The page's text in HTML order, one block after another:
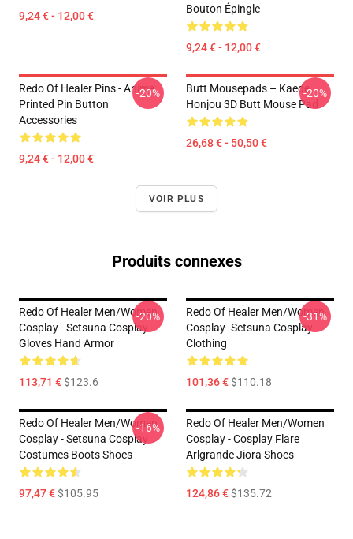
9,24 € - 12,00 €
Bouton Épingle
9,24 € - 12,00 €
Redo Of Healer Pins - Anime
Printed Pin Button
Accessories
9,24 € - 12,00 €
-20%
Butt Mousepads – Kaede
Honjou 3D Butt Mouse Pad
26,68 € - 50,50 €
-20%
VOIR PLUS
Produits connexes
Redo Of Healer Men/Women
Cosplay - Setsuna Cosplay
Gloves Hand Armor
113,71 €$123.6
-20%
Redo Of Healer Men/Women
Cosplay- Setsuna Cosplay
Clothing
101,36 €$110.18
-31%
Redo Of Healer Men/Women
Cosplay - Setsuna Cosplay
Costumes Boots Shoes
97,47 €$105.95
-16%
Redo Of Healer Men/Women
Cosplay - Cosplay Flare
Arlgrande Jiora Shoes
124,86 €$135.72